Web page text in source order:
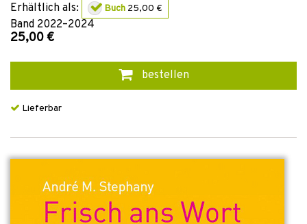
Erhältlich als: Buch 25,00 €
Band 2022–2024
25,00 €
bestellen
Lieferbar